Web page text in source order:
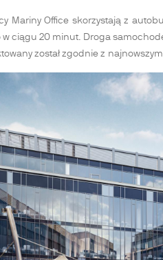
Mariny Office skorzystają z
ciągu 20 minut. Droga
został zgodnie z